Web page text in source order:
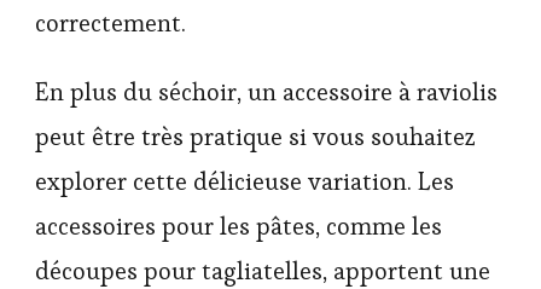
correctement.
En plus du séchoir, un accessoire à raviolis
peut être très pratique si vous souhaitez
explorer cette délicieuse variation. Les
accessoires pour les pâtes, comme les
découpes pour tagliatelles, apportent une